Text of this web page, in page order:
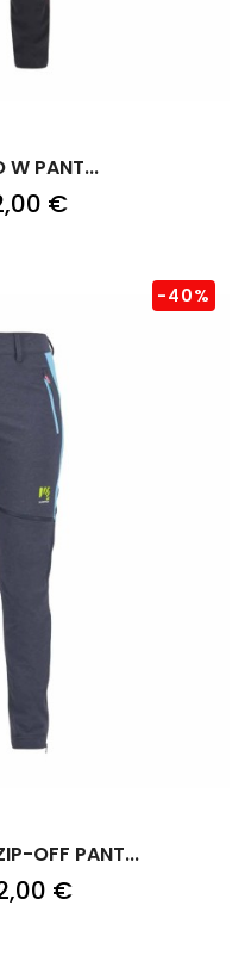
W PANT...
€
OFF PANT...
-40%
€